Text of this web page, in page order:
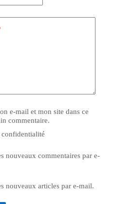
e-mail et mon site dans ce
commentaire.
nouveaux commentaires par e-
nouveaux articles par e-mail.